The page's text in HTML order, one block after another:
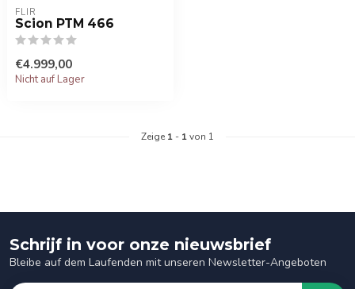
FLIR
Scion PTM 466
€4.999,00
Nicht auf Lager
Zeige 1 - 1von 1
Schrijf in voor onze nieuwsbrief
Bleibe auf dem Laufenden mit unseren Newsletter-Angeboten